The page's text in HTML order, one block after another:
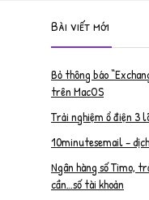
Bài viết mới
Bỏ thông báo
trên MacOS
Trải nghiệm ổ điện 3
10minutesemail –
Ngân hàng số Timo,
cần…số tài khoản